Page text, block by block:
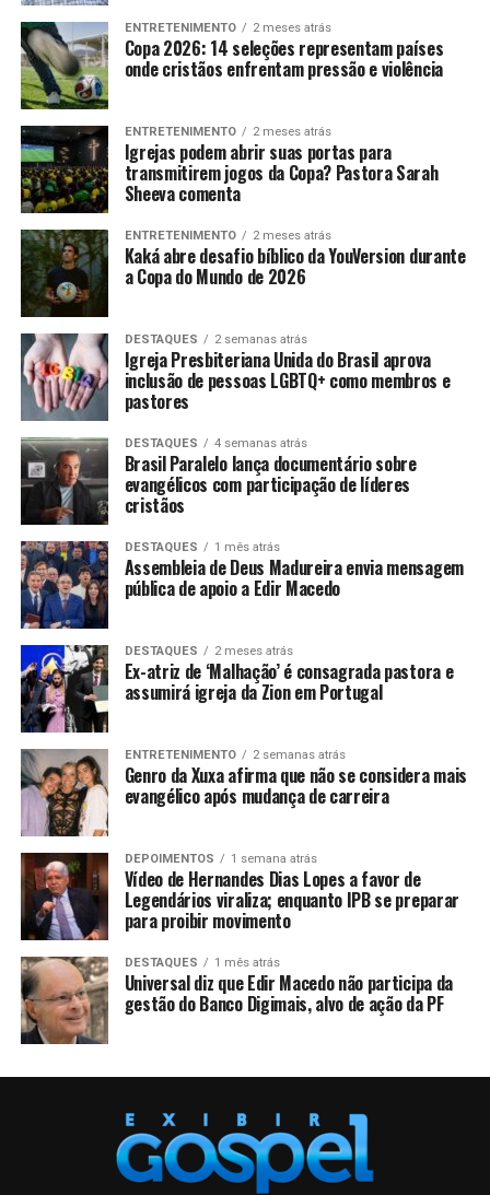
ENTRETENIMENTO 2 meses atrás
Copa 2026: 14 seleções representam países
onde cristãos enfrentam pressão e violência
ENTRETENIMENTO 2 meses atrás
Igrejas podem abrir suas portas para
transmitirem jogos da Copa? Pastora Sarah
Sheeva comenta
ENTRETENIMENTO 2 meses atrás
Kaká abre desafio bíblico da YouVersion durante
a Copa do Mundo de 2026
DESTAQUES 2 semanas atrás
Igreja Presbiteriana Unida do Brasil aprova
inclusão de pessoas LGBTQ+ como membros e
pastores
DESTAQUES 4 semanas atrás
Brasil Paralelo lança documentário sobre
evangélicos com participação de líderes
cristãos
DESTAQUES 1 mês atrás
Assembleia de Deus Madureira envia mensagem
pública de apoio a Edir Macedo
DESTAQUES 2 meses atrás
Ex-atriz de ‘Malhação’ é consagrada pastora e
assumirá igreja da Zion em Portugal
ENTRETENIMENTO 2 semanas atrás
Genro da Xuxa afirma que não se considera mais
evangélico após mudança de carreira
DEPOIMENTOS 1 semana atrás
Vídeo de Hernandes Dias Lopes a favor de
Legendários viraliza; enquanto IPB se preparar
para proibir movimento
DESTAQUES 1 mês atrás
Universal diz que Edir Macedo não participa da
gestão do Banco Digimais, alvo de ação da PF